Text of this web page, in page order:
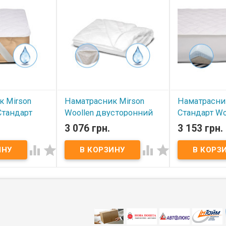
Mirson
см, №959
с
 
Наматрасник Mirson
Woollen двусторонний
200x220 см, №241
(непромокаемый с
резинкой по углам)
200x220 см. Чехол:
Микросатин + махра.
Наполнитель: 70% натуральная
3 076 грн.
 
Стандарт
Vera
(обычный
периметру)
см. Чехол:
Микросатин
Наполнитель:
3 153 грн.